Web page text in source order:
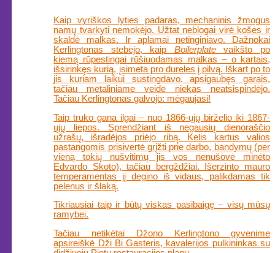
Kaip vyriškos lyties padaras, mechaninis žmogus
namų tvarkyti nemokėjo. Užtat neblogai virė košes ir
skaldė malkas. Ir aplamai netinginiavo. Dažnokai
Kerlingtonas stebėjo, kaip Boilerplatevaikšto po
kiemą rūpestingai rūšiuodamas malkas – o kartais,
išsirinkęs kurią, įsimeta pro dureles į pilvą. Iškart po to
jis kuriam laikui sustingdavo, apsigaubęs garais,
tačiau metaliniame veide niekas neatsispindėjo.
Tačiau Kerlingtonas galvojo: mėgaujasi!
Taip truko gana ilgai – nuo 1866-ųjų birželio iki 1867-
ųjų liepos. Sprendžiant iš negausių dienoraščio
užrašų, išradėjos priėjo ribą. Kelis kartus valios
pastangomis prisivertė grįžti prie darbo, bandymų (per
vieną tokių nušvitimų jis vos nenušovė minėto
Edvardo Skoto), tačiau bergždžiai. Išerzinto mauro
temperamentas jį degino iš vidaus, palikdamas tik
pelenus ir šlaką.
Tikriausiai taip ir būtų viskas pasibaigę – visų mūsų
ramybei.
Tačiau netikėtai Džono Kerlingtono gyvenime
apsireiškė Dži Bi Gasteris, kavalerijos pulkininkas su